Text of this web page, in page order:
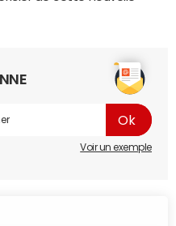
Voir un exemple